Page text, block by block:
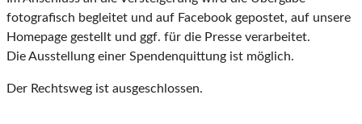
fotografisch begleitet und auf Facebook gepostet, auf unsere
Homepage gestellt und ggf. für die Presse verarbeitet.
Die Ausstellung einer Spendenquittung ist möglich.
Der Rechtsweg ist ausgeschlossen.